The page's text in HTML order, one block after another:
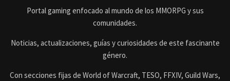
Portal gaming enfocado al mundo de los MMORPG y sus
comunidades.
Noticias, actualizaciones, guías y curiosidades de este fascinante
género.
Con secciones fijas de World of Warcraft, TESO, FFXIV, Guild Wars,